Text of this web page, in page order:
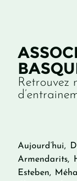
Retrouvez
Aujourd’hui,
Armendarits,
Esteben,